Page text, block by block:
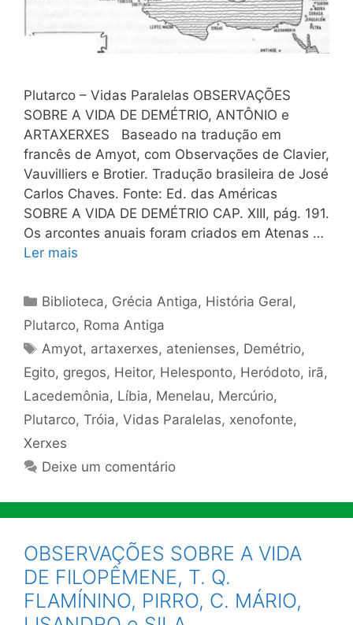
Plutarco – Vidas Paralelas OBSERVAÇÕES
SOBRE A VIDA DE DEMÉTRIO, ANTÔNIO e
ARTAXERXES Baseado na tradução em
francês de Amyot, com Observações de Clavier,
Vauvilliers e Brotier. Tradução brasileira de José
Carlos Chaves. Fonte: Ed. das Américas
SOBRE A VIDA DE DEMÉTRIO CAP. XIII, pág. 191.
Os arcontes anuais foram criados em Atenas …
Ler mais
Categorias
Biblioteca, Grécia Antiga, História Geral,
Plutarco, Roma Antiga
Tags
Amyot, artaxerxes, atenienses, Demétrio,
Egito, gregos, Heitor, Helesponto, Heródoto, irã,
Lacedemônia, Líbia, Menelau, Mercúrio,
Plutarco, Tróia, Vidas Paralelas, xenofonte,
Xerxes
Deixe um comentário
OBSERVAÇÕES SOBRE A VIDA
DE FILOPÊMENE, T. Q.
FLAMÍNINO, PIRRO, C. MÁRIO,